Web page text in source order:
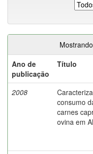
Ano de
publicação
Título
2008
consumo
carnes
ovina em